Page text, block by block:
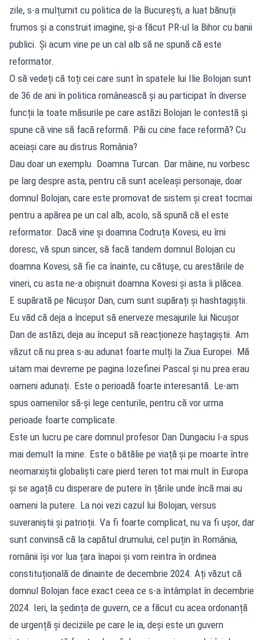
zile, s-a mulțumit cu politica de la București, a luat bănuții
frumos și a construit imagine, și-a făcut PR-ul la Bihor cu banii
publici. Și acum vine pe un cal alb să ne spună că este
reformator.
O să vedeți că toți cei care sunt în spatele lui Ilie Bolojan sunt
de 36 de ani în politica românească și au participat în diverse
funcții la toate măsurile pe care astăzi Bolojan le contestă și
spune că vine să facă reformă. Păi cu cine face reformă? Cu
aceiași care au distrus România?
Dau doar un exemplu. Doamna Turcan. Dar mâine, nu vorbesc
pe larg despre asta, pentru că sunt aceleași personaje, doar
domnul Bolojan, care este promovat de sistem și creat tocmai
pentru a apărea pe un cal alb, acolo, să spună că el este
reformator. Dacă vine și doamna Codruța Kovesi, eu îmi
doresc, vă spun sincer, să facă tandem domnul Bolojan cu
doamna Kovesi, să fie ca înainte, cu cătușe, cu arestările de
vineri, cu asta ne-a obișnuit doamna Kovesi și asta îi plăcea.
E supărată pe Nicușor Dan, cum sunt supărați și hashtagiștii.
Eu văd că deja a început să enerveze mesajurile lui Nicușor
Dan de astăzi, deja au început să reacționeze haștagiștii. Am
văzut că nu prea s-au adunat foarte mulți la Ziua Europei. Mă
uitam mai devreme pe pagina Iozefinei Pascal și nu prea erau
oameni adunați. Este o perioadă foarte interesantă. Le-am
spus oamenilor să-și lege centurile, pentru că vor urma
perioade foarte complicate.
Este un lucru pe care domnul profesor Dan Dungaciu l-a spus
mai demult la mine. Este o bătălie pe viață și pe moarte între
neomarxiștii globaliști care pierd teren tot mai mult în Europa
și se agață cu disperare de putere în țările unde încă mai au
oameni la putere. La noi vezi cazul lui Bolojan, versus
suveraniștii și patrioții. Va fi foarte complicat, nu va fi ușor, dar
sunt convinsă că la capătul drumului, cel puțin în România,
românii își vor lua țara înapoi și vom reintra în ordinea
constituțională de dinainte de decembrie 2024. Ați văzut că
domnul Bolojan face exact ceea ce s-a întâmplat în decembrie
2024. Ieri, la ședința de guvern, ce a făcut cu acea ordonanță
de urgență și deciziile pe care le ia, deși este un guvern